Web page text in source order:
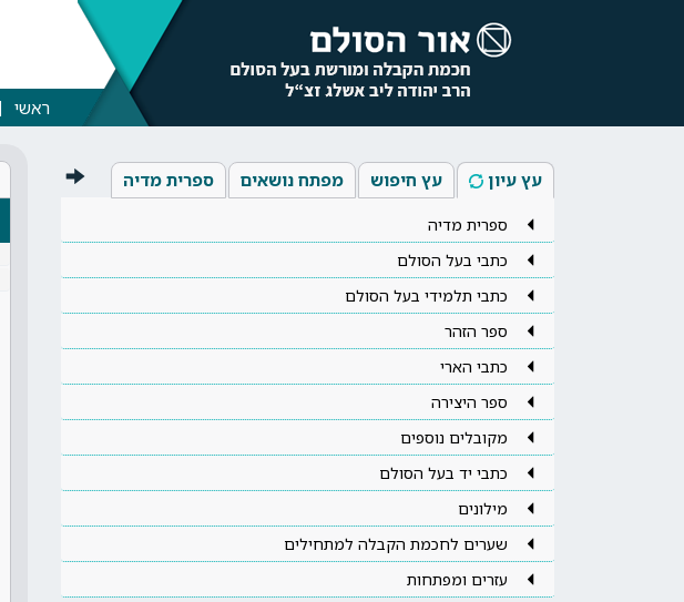
ראשי
עץ עיון עץ חיפוש מפתח נושאים ספרית מדיה
ספרית מדיה
כתבי בעל הסולם
כתבי תלמידי בעל הסולם
ספר הזהר
כתבי הארי
ספר היצירה
מקובלים נוספים
כתבי יד בעל הסולם
מילונים
שערים לחכמת הקבלה למתחילים
עזרים ומפתחות